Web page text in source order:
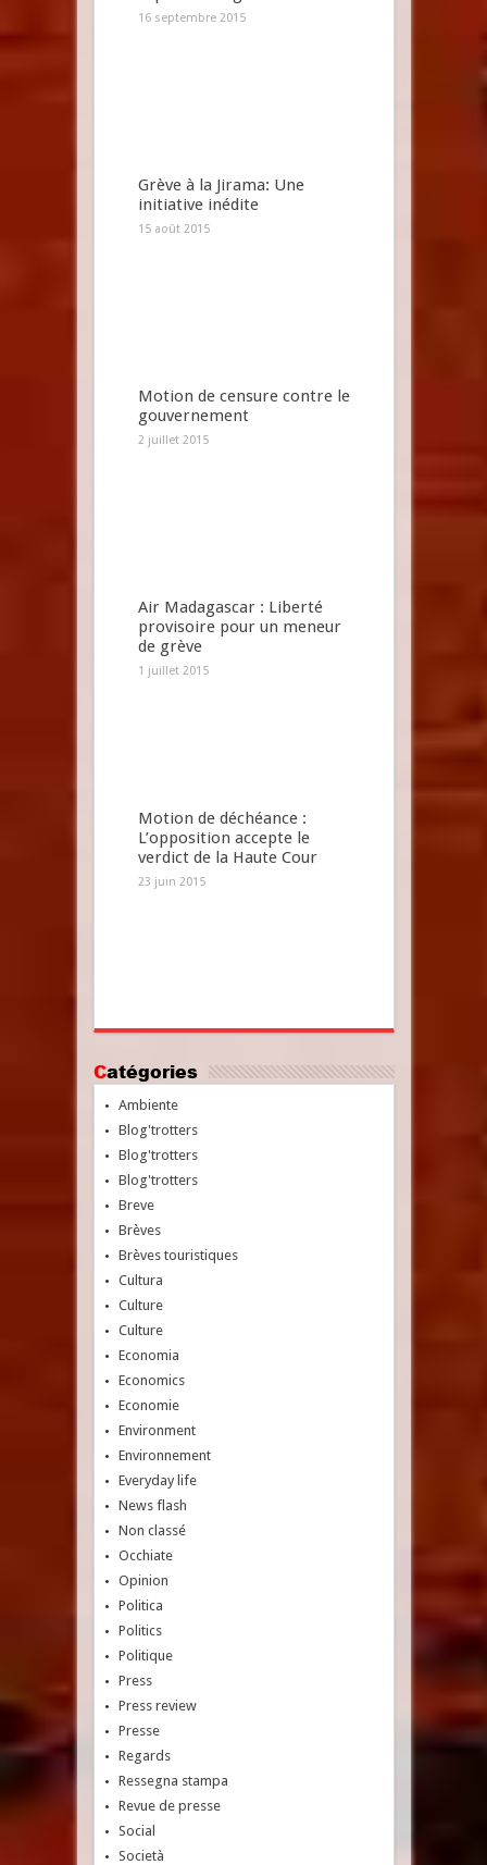
16 septembre 2015
Grève à la Jirama: Une
initiative inédite
15 août 2015
Motion de censure contre le
gouvernement
2 juillet 2015
Air Madagascar : Liberté
provisoire pour un meneur
de grève
1 juillet 2015
Motion de déchéance :
L’opposition accepte le
verdict de la Haute Cour
23 juin 2015
Catégories
Ambiente
Blog'trotters
Blog'trotters
Blog'trotters
Breve
Brèves
Brèves touristiques
Cultura
Culture
Culture
Economia
Economics
Economie
Environment
Environnement
Everyday life
News flash
Non classé
Occhiate
Opinion
Politica
Politics
Politique
Press
Press review
Presse
Regards
Ressegna stampa
Revue de presse
Social
Società